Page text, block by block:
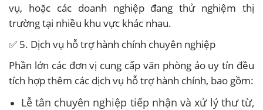
vụ, hoặc các doanh nghiệp đang thử nghiệm thị
trường tại nhiều khu vực khác nhau.
✅ 5. Dịch vụ hỗ trợ hành chính chuyên nghiệp
Phần lớn các đơn vị cung cấp văn phòng ảo uy tín đều
tích hợp thêm các dịch vụ hỗ trợ hành chính, bao gồm:
Lễ tân chuyên nghiệp tiếp nhận và xử lý thư từ,